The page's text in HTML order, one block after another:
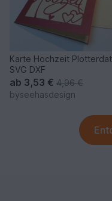
Karte Hochzeit
SVG DXF
ab 3,53 € 4,96 €
byseehasdesign